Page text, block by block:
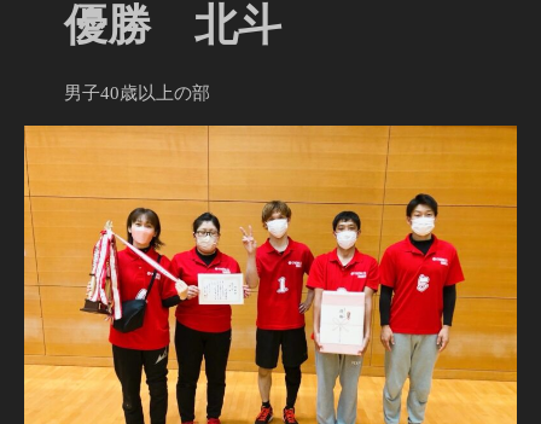
優勝 北斗
男子40歳以上の部